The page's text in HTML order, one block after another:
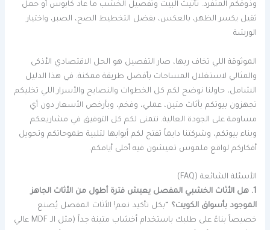
وذوقكم المتفرد. تأثيث البيت وتفصيل الخشب ما عاد كابوس أو حمل
ثقيل يكسر الظهر، بالعكس، بفضل التخطيط الصح، الصبر، واختيار
الورشة
الموثوقة اللي تخاف ربها، صار التفصيل هو الحل الاقتصادي الأذكى
والمثالي لاستغلال المساحات بأفضل طريقة ممكنة. في هذا الدليل
الشامل، حاولنا نوضح لكم كل الخطوات والنصايح والأسرار اللي تخليكم
تجهزون بيوتكم بأثاث متين، عملي، وفخم، وبأرخص الأسعار دون أي
مساومة على الجودة العالية. نتمنى لكم كل التوفيق في مشاريعكم
وبناء بيوتكم، وشركتنا دايماً تفتح لكم أبوابها لتلبية طموحاتكم وتحويل
أفكاركم لواقع ملموس تعيشون فيه أحلى أيامكم.
الأسئلة الشائعة (FAQ)
1. هل الأثاث الخشبي المفصل يعيش فترة أطول من الأثاث الجاهز
الموجود بأسواق الكويت؟
“بكل تأكيد نعم! الأثاث المفصل يُصنع
خصيصاً بناءً على طلبك باستخدام أخشاب متينة جداً (مثل الـ MDF عالي